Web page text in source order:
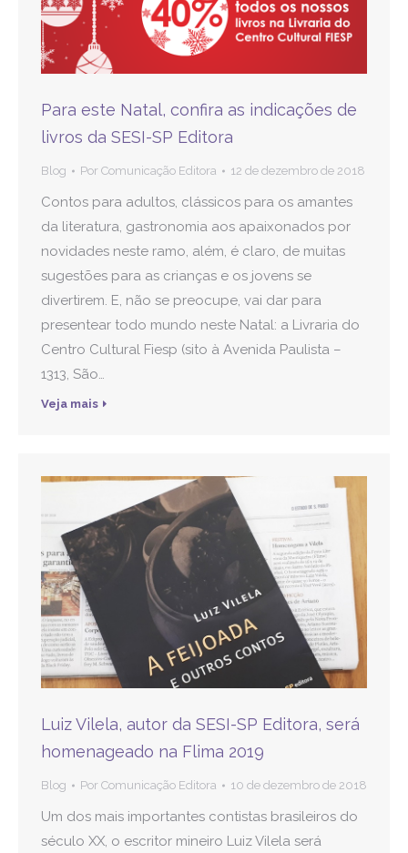
Para este Natal, confira as indicações de
livros da SESI-SP Editora
Blog Por Comunicação Editora 12 de dezembro de 2018
Contos para adultos, clássicos para os amantes
da literatura, gastronomia aos apaixonados por
novidades neste ramo, além, é claro, de muitas
sugestões para as crianças e os jovens se
divertirem. E, não se preocupe, vai dar para
presentear todo mundo neste Natal: a Livraria do
Centro Cultural Fiesp (sito à Avenida Paulista –
1313, São…
Veja mais
Luiz Vilela, autor da SESI-SP Editora, será
homenageado na Flima 2019
Blog Por Comunicação Editora 10 de dezembro de 2018
Um dos mais importantes contistas brasileiros do
século XX, o escritor mineiro Luiz Vilela será